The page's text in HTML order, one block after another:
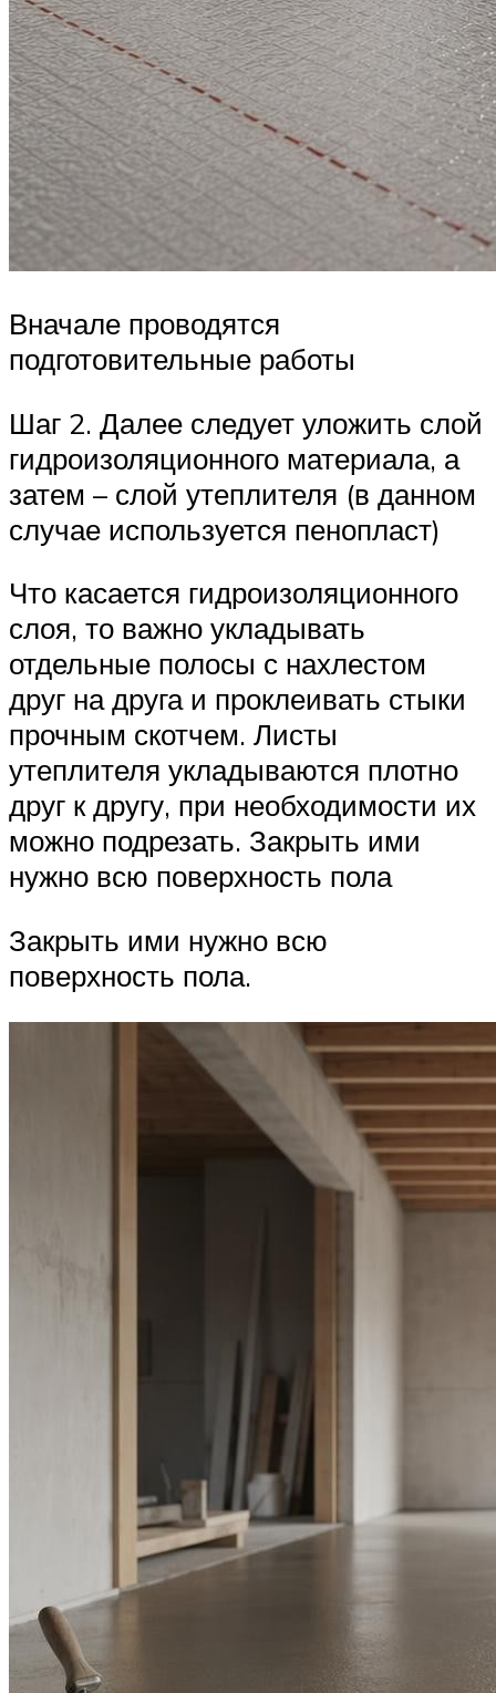
Вначале проводятся
подготовительные работы
Шаг 2. Далее следует уложить слой
гидроизоляционного материала, а
затем – слой утеплителя (в данном
случае используется пенопласт)
Что касается гидроизоляционного
слоя, то важно укладывать
отдельные полосы с нахлестом
друг на друга и проклеивать стыки
прочным скотчем. Листы
утеплителя укладываются плотно
друг к другу, при необходимости их
можно подрезать. Закрыть ими
нужно всю поверхность пола
Закрыть ими нужно всю
поверхность пола.